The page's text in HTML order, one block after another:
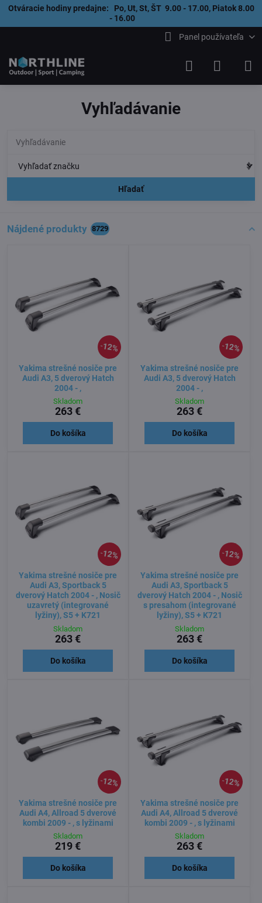
Otváracie hodiny predajne: Po, Ut, St, ŠT 9.00 - 17.00, Piatok 8.00
- 16.00
Panel používateľa
Vyhľadávanie
Hľadať
Nájdené produkty 8729
12%
Yakima strešné nosiče pre
Audi A3, 5 dverový Hatch
2004 - ,
Skladom
263 €
Do košíka
12%
Yakima strešné nosiče pre
Audi A3, 5 dverový Hatch
2004 - ,
Skladom
263 €
Do košíka
12%
Yakima strešné nosiče pre
Audi A3, Sportback 5
dverový Hatch 2004 - , Nosič
uzavretý (integrované
lyžiny), S5 + K721
Skladom
263 €
Do košíka
12%
Yakima strešné nosiče pre
Audi A3, Sportback 5
dverový Hatch 2004 - , Nosič
s presahom (integrované
lyžiny), S5 + K721
Skladom
263 €
Do košíka
12%
Yakima strešné nosiče pre
Audi A4, Allroad 5 dverové
kombi 2009 - , s lyžinami
Skladom
219 €
Do košíka
12%
Yakima strešné nosiče pre
Audi A4, Allroad 5 dverové
kombi 2009 - , s lyžinami
Skladom
263 €
Do košíka